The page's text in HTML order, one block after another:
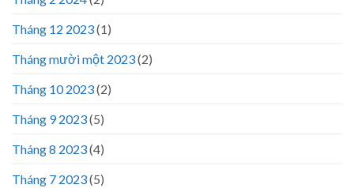
Tháng 12 2023(1)
Tháng mười một 2023(2)
Tháng 10 2023(2)
Tháng 9 2023(5)
Tháng 8 2023(4)
Tháng 7 2023(5)